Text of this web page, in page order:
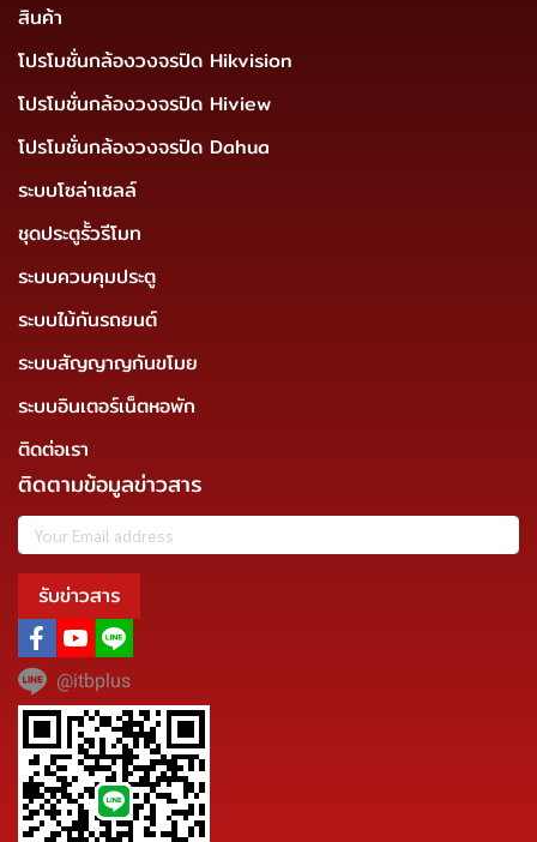
สินค้า
โปรโมชั่นกล้องวงจรปิด Hikvision
โปรโมชั่นกล้องวงจรปิด Hiview
โปรโมชั่นกล้องวงจรปิด Dahua
ระบบโซล่าเซลล์
ชุดประตูรั้วรีโมท
ระบบควบคุมประตู
ระบบไม้กันรถยนต์
ระบบสัญญาญกันขโมย
ระบบอินเตอร์เน็ตหอพัก
ติดต่อเรา
ติดตามข้อมูลข่าวสาร
รับข่าวสาร
@itbplus